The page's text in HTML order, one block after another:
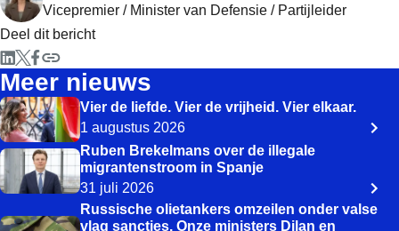
Vicepremier / Minister van Defensie / Partijleider
Deel dit bericht
Meer nieuws
Vier de liefde. Vier de vrijheid. Vier elkaar.
1 augustus 2026
Ruben Brekelmans over de illegale
migrantenstroom in Spanje
31 juli 2026
Russische olietankers omzeilen onder valse
vlag sancties. Onze ministers Dilan en